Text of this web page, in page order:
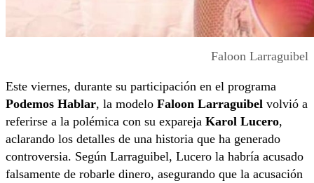
Faloon Larraguibel
Este viernes, durante su participación en el programa
Podemos Hablar, la modelo Faloon Larraguibel volvió a
referirse a la polémica con su expareja Karol Lucero,
aclarando los detalles de una historia que ha generado
controversia. Según Larraguibel, Lucero la habría acusado
falsamente de robarle dinero, asegurando que la acusación